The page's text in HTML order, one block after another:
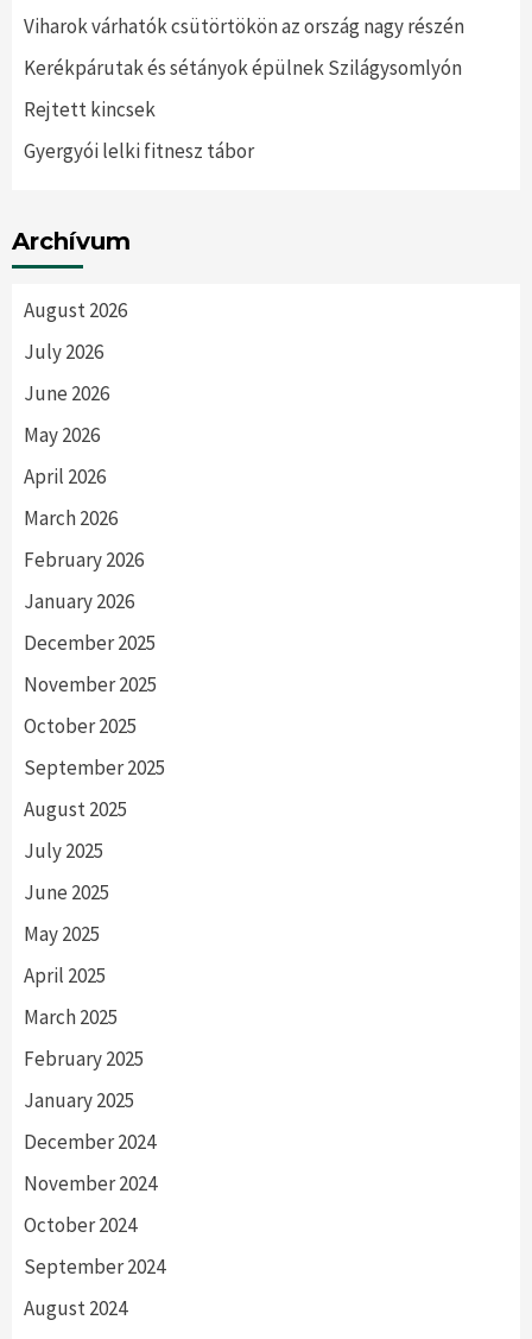
Viharok várhatók csütörtökön az ország nagy részén
Kerékpárutak és sétányok épülnek Szilágysomlyón
Rejtett kincsek
Gyergyói lelki fitnesz tábor
Archívum
August 2026
July 2026
June 2026
May 2026
April 2026
March 2026
February 2026
January 2026
December 2025
November 2025
October 2025
September 2025
August 2025
July 2025
June 2025
May 2025
April 2025
March 2025
February 2025
January 2025
December 2024
November 2024
October 2024
September 2024
August 2024